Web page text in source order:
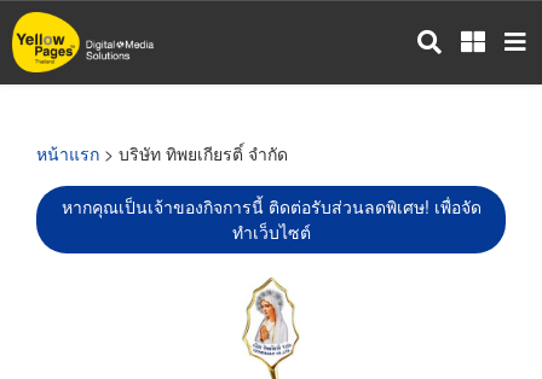
ข้าม
ไป
หน้าแรก > บริษัท ทิพยเกียรติ์ จำกัด
หากคุณเป็นเจ้าของกิจการนี้ ติดต่อรับส่วนลดพิเศษ! เพื่อจัด
ทำเว็บไซต์